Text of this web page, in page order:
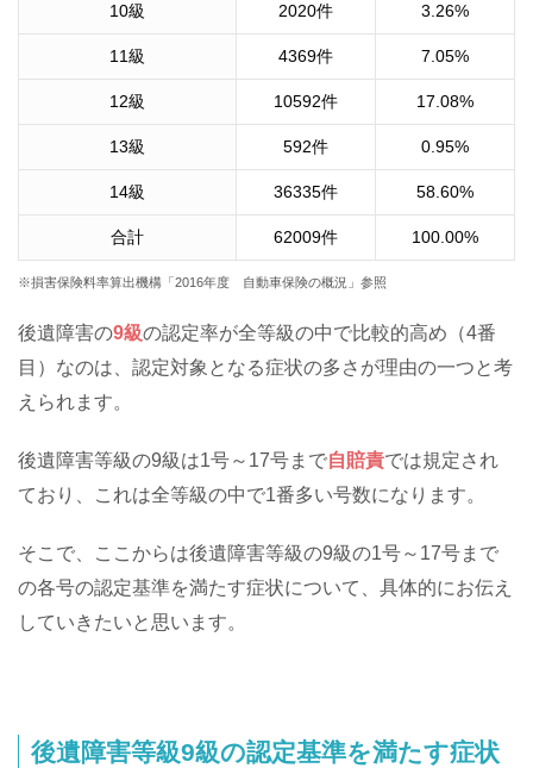
10級 2020件 3.26%
11級 4369件 7.05%
12級 10592件 17.08%
13級 592件 0.95%
14級 36335件 58.60%
合計 62009件 100.00%
※損害保険料率算出機構「2016年度 自動車保険の概況」参照
後遺障害の9級の認定率が全等級の中で比較的高め（4番
目）なのは、認定対象となる症状の多さが理由の一つと考
えられます。
後遺障害等級の9級は1号～17号まで自賠責では規定され
ており、これは全等級の中で1番多い号数になります。
そこで、ここからは後遺障害等級の9級の1号～17号まで
の各号の認定基準を満たす症状について、具体的にお伝え
していきたいと思います。
後遺障害等級9級の認定基準を満たす症状